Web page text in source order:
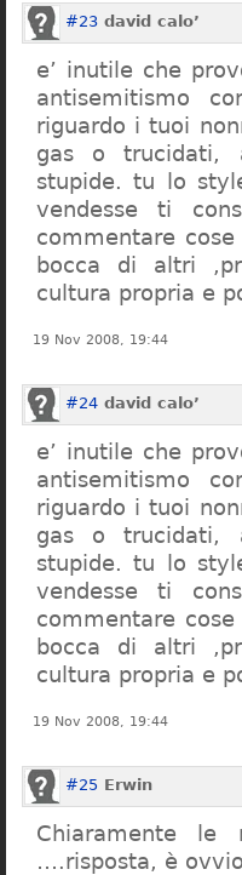
#23 david calo’
e’ inutile che
antisemitismo
riguardo i tuoi
gas o trucidati,
stupide. tu lo
vendesse ti
commentare
bocca di altri
cultura propria e
19 Nov 2008, 19:44
#24 david calo’
e’ inutile che
antisemitismo
riguardo i tuoi
gas o trucidati,
stupide. tu lo
vendesse ti
commentare
bocca di altri
cultura propria e
19 Nov 2008, 19:44
#25 Erwin
Chiaramente le
….risposta, è